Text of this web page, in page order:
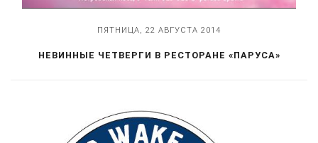
ПЯТНИЦА, 22 АВГУСТА 2014
НЕВИННЫЕ ЧЕТВЕРГИ В РЕСТОРАНЕ «ПАРУСА»